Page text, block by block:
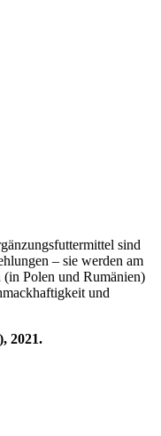
sind
– sie werden am
Polen und Rumänien)
und
2021.